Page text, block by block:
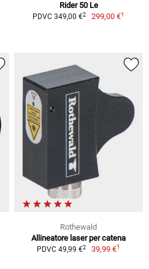
Rider 50 Le
PDVC 349,00 €2 299,00 €1
Rothewald
Allineatore laser per catena
PDVC 49,99 €2 39,99 €1